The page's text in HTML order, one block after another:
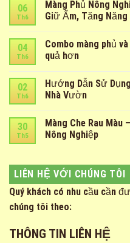
06
Th6
Màng Phủ Nông
Giữ Ẩm, Tăng Năng
04
Th6
Combo màng phủ
quả hơn
02
Th6
Hướng Dẫn Sử
Nhà Vườn
30
Th5
Màng Che Rau Màu
Nông Nghiệp
LIÊN HỆ VỚI CHÚNG TÔI
Quý khách có nhu cầu cần
chúng tôi theo:
THÔNG TIN LIÊN HỆ